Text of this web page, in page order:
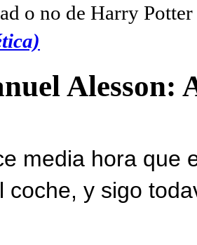
o no de Harry
Alesson:
media hora que
coche, y sigo